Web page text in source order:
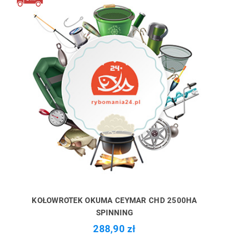
KOŁOWROTEK OKUMA CEYMAR CHD 2500HA
SPINNING
288,90 zł